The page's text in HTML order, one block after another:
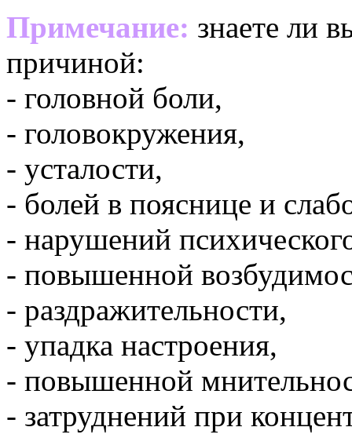
Примечание: знаете ли
причиной:
- головной боли,
- головокружения,
- усталости,
- болей в пояснице и
- нарушений
- повышенной
- раздражительности,
- упадка настроения,
- повышенной
- затруднений при